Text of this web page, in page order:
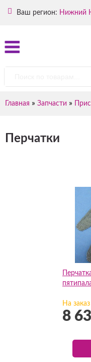
Ваш регион: Нижний
Главная » Запчасти »
Перчатки
На заказ
8